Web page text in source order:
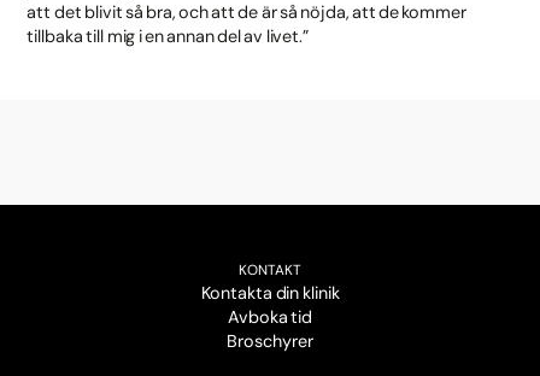
att det blivit så bra, och att de är så nöjda, att de kommer
tillbaka till mig i en annan del av livet.”
KONTAKT
Kontakta din klinik
Avboka tid
Broschyrer